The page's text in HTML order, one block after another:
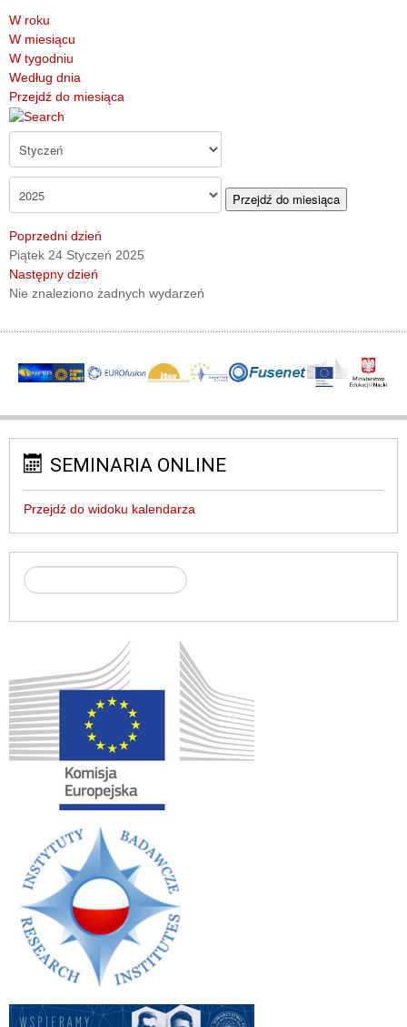
W roku
W miesiącu
W tygodniu
Według dnia
Przejdź do miesiąca
Przejdź do miesiąca
Poprzedni dzień
Piątek 24 Styczeń 2025
Następny dzień
Nie znaleziono żadnych wydarzeń
SEMINARIA ONLINE
Przejdź do widoku kalendarza